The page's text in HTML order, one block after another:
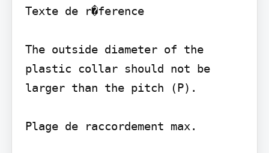
Texte de r�ference
The outside diameter of the
plastic collar should not be
larger than the pitch (P).
Plage de raccordement max.